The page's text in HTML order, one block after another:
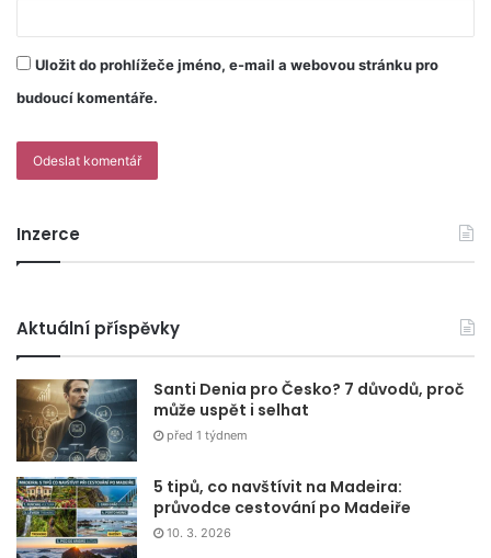
Uložit do prohlížeče jméno, e-mail a webovou stránku pro
budoucí komentáře.
Inzerce
Aktuální příspěvky
Santi Denia pro Česko? 7 důvodů, proč
může uspět i selhat
před 1 týdnem
5 tipů, co navštívit na Madeira:
průvodce cestování po Madeiře
10. 3. 2026